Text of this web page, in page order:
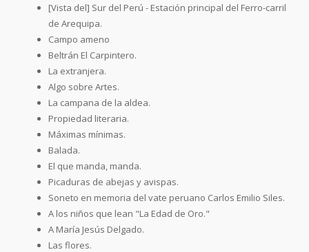
[Vista del] Sur del Perú - Estación principal del Ferro-carril
de Arequipa.
Campo ameno
Beltrán El Carpintero.
La extranjera.
Algo sobre Artes.
La campana de la aldea.
Propiedad literaria.
Máximas mínimas.
Balada.
El que manda, manda.
Picaduras de abejas y avispas.
Soneto en memoria del vate peruano Carlos Emilio Siles.
A los niños que lean "La Edad de Oro."
A María Jesús Delgado.
Las flores.